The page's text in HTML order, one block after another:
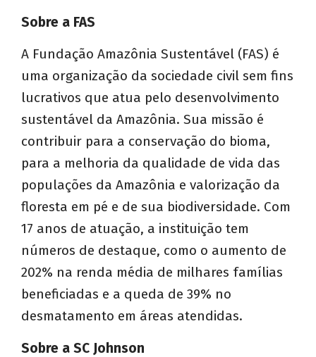
Sobre a FAS
A Fundação Amazônia Sustentável (FAS) é
uma organização da sociedade civil sem fins
lucrativos que atua pelo desenvolvimento
sustentável da Amazônia. Sua missão é
contribuir para a conservação do bioma,
para a melhoria da qualidade de vida das
populações da Amazônia e valorização da
floresta em pé e de sua biodiversidade. Com
17 anos de atuação, a instituição tem
números de destaque, como o aumento de
202% na renda média de milhares famílias
beneficiadas e a queda de 39% no
desmatamento em áreas atendidas.
Sobre a SC Johnson